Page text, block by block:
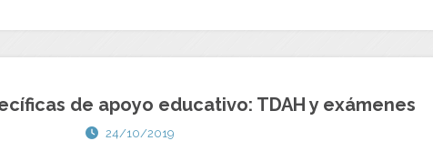
de apoyo educativo: TDAH y exámenes
24/10/2019